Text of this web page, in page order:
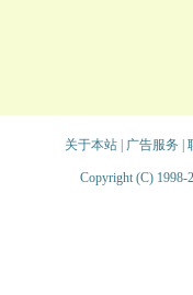
关于本站| 广告服务
Copyright (C) 1998-